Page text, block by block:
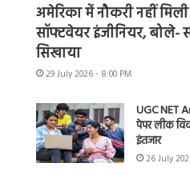
अमेरिका में नौकरी नहीं
सॉफ्टवेयर इंजीनियर, बोले-
सिखाया
29 July 2026 - 8:00 PM
UGC NET
पेपर लीक
इंतजार
26 July